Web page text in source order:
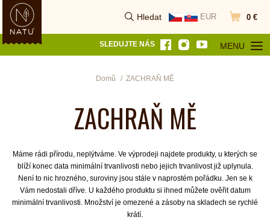
Hledat
Vyhledat
EUR
Přejít do
0 €
SLEDUJTE NÁS MENU
OTEVŘÍT
Domů ZACHRAŇ MĚ
ZACHRAŇ MĚ
Máme rádi přírodu, neplýtváme. Ve výprodeji najdete produkty, u kterých se
blíží konec data minimální trvanlivosti nebo jejich trvanlivost již uplynula.
Není to nic hrozného, suroviny jsou stále v naprostém pořádku. Jen se k
Vám nedostali dříve. U každého produktu si ihned můžete ověřit datum
minimální trvanlivosti. Množství je omezené a zásoby na skladech se rychlé
krátí.